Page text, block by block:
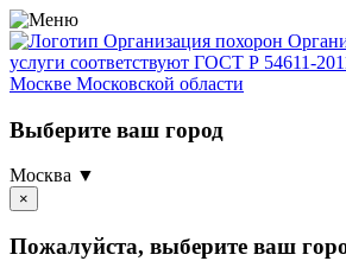
Организация похорон
услуги соответствуют ГОСТ Р 54611-
Москве Московской области
Выберите ваш город
Москва ▼
×
Пожалуйста, выберите ваш